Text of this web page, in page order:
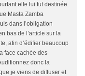
elle lui fut destinée.
Masta Zamba
dans l’obligation
bas de l’article sur la
afin d’édifier beaucoup
face cachée des
donc la
je viens de diffuser et